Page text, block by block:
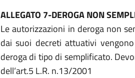
ALLEGATO 7-DEROGA NON
Le autorizzazioni in deroga non
dai suoi decreti attuativi
deroga di tipo di semplificato.
dell‘art.5 L.R. n.13/2001